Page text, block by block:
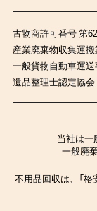
古物商許可番号 第
産業廃棄物収集運
一般貨物自動車運
遺品整理士認定協
当社は一
一般廃
不用品回収は、「格